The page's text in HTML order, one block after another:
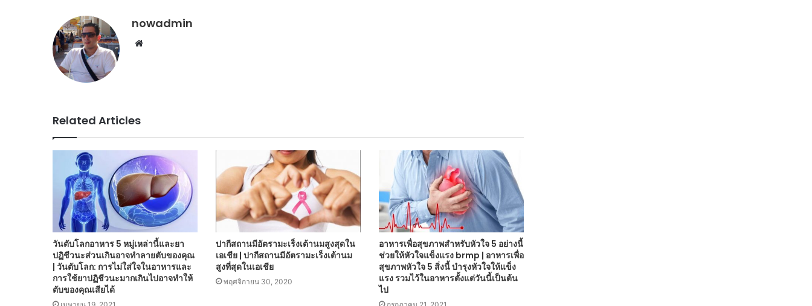
nowadmin
Website
Related Articles
วันตับโลกอาหาร 5 หมู่เหล่านี้และยา
ปฏิชีวนะส่วนเกินอาจทำลายตับของคุณ
| วันตับโลก: การไม่ใส่ใจในอาหารและ
การใช้ยาปฏิชีวนะมากเกินไปอาจทำให้
ตับของคุณเสียได้
ปากีสถานมีอัตรามะเร็งเต้านมสูงสุดใน
เอเชีย | ปากีสถานมีอัตรามะเร็งเต้านม
สูงที่สุดในเอเชีย
พฤศจิกายน 30, 2020
อาหารเพื่อสุขภาพสำหรับหัวใจ 5 อย่างนี้
ช่วยให้หัวใจแข็งแรง brmp | อาหารเพื่อ
สุขภาพหัวใจ 5 สิ่งนี้ บำรุงหัวใจให้แข็ง
แรง รวมไว้ในอาหารตั้งแต่วันนี้เป็นต้น
ไป